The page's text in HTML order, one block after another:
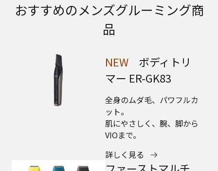
おすすめのメンズグルーミング商
品
NEW
ボディトリ
マー ER-GK83
全身のムダ毛、パワフルカ
ット。
肌にやさしく、腕、脚から
VIOまで。
詳しく見る